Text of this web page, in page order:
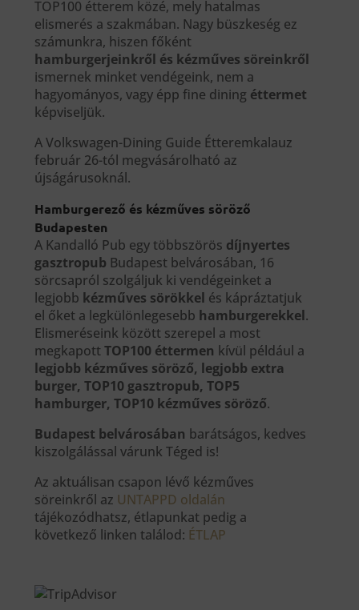
TOP100 étterem közé, mely hatalmas
elismerés a szakmában. Nagy büszkeség ez
számunkra, hiszen főként
hamburgerjeinkről és kézműves söreinkről
ismernek minket vendégeink, nem a
hagyományos, vagy épp fine dining éttermet
képviseljük.
A Volkswagen-Dining Guide Étteremkalauz
február 26-tól megvásárolható az
újságárusoknál.
Hamburgerező és kézműves söröző
Budapesten
A Kandalló Pub egy többszörös díjnyertes
gasztropub Budapest belvárosában, 16
sörcsapról szolgáljuk ki vendégeinket a
legjobb kézműves sörökkel és kápráztatjuk
el őket a legkülönlegesebb hamburgerekkel.
Elismeréseink között szerepel a most
megkapottTOP100 éttermen kívül például a
legjobb kézműves söröző, legjobb extra
burger, TOP10 gasztropub, TOP5
hamburger, TOP10 kézműves söröző.
Budapest belvárosában barátságos, kedves
kiszolgálással várunk Téged is!
Az aktuálisan csapon lévő kézműves
söreinkről az UNTAPPD oldalán
tájékozódhatsz, étlapunkat pedig a
következő linken találod: ÉTLAP